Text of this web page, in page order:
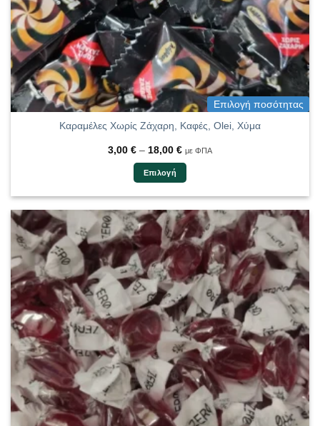
προϊόντος
Επιλογή ποσότητας
Καραμέλες Χωρίς Ζάχαρη, Καφές, Olei, Χύμα
3,00 € – 18,00 €Price
3,00 €
με ΦΠΑ
Επιλογή
προϊόν
έχει
πολλαπλές
παραλλαγές.
Οι
επιλογές
μπορούν
να
επιλεγούν
στη
σελίδα
του
προϊόντος